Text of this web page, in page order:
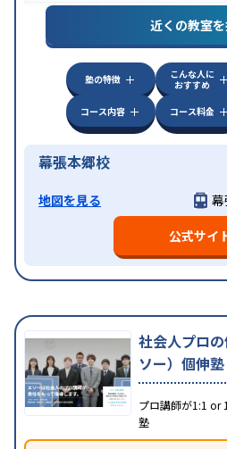
近くの教室
塾の特徴
こんな人に
おすすめ
コース内容
コース料金
幕張本郷校
地図を見る
公式サイ
社会人プロ
ソー）個伸塾
プロ講師が1:1 or
塾